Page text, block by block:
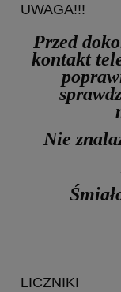
UWAGA!!!
Przed
kontakt
Nie
LICZNIKI